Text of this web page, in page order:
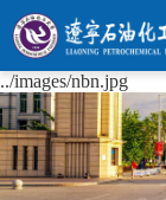
../images/nbn.jpg